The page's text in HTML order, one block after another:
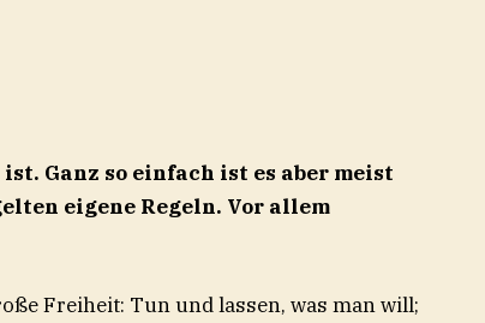
Ganz so einfach ist es aber meist
eigene Regeln. Vor allem
Freiheit: Tun und lassen, was man will;